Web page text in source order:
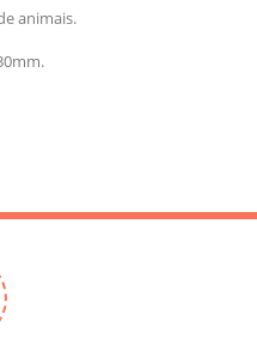
animais.